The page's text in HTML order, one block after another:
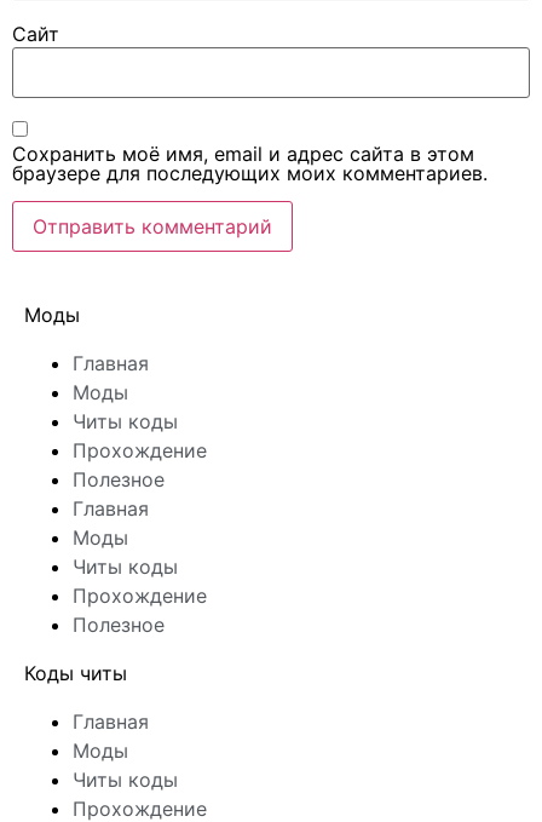
Сайт
Сохранить моё имя, email и адрес сайта в этом
браузере для последующих моих комментариев.
Моды
Главная
Моды
Читы коды
Прохождение
Полезное
Главная
Моды
Читы коды
Прохождение
Полезное
Коды читы
Главная
Моды
Читы коды
Прохождение